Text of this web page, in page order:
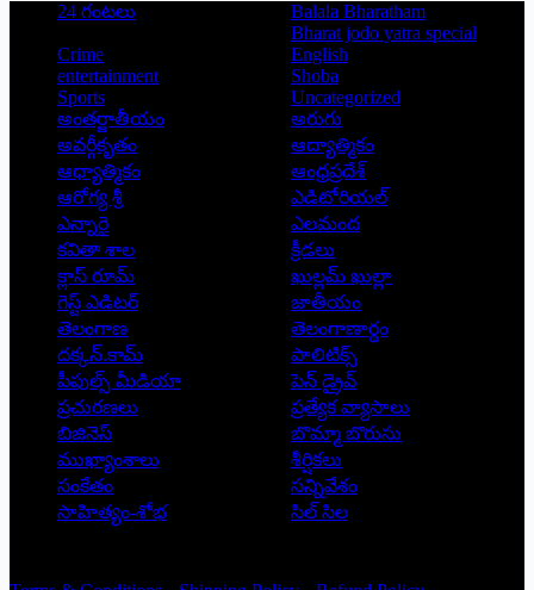
24 గంటలు
Balala Bharatham
Bharat jodo yatra special
Crime
English
entertainment
Shoba
Sports
Uncategorized
అంతర్జాతీయం
అరుగు
అవర్గీకృతం
ఆద్యాత్మికం
ఆధ్యాత్మికం
ఆంధ్రప్రదేశ్
ఆరోగ్య శ్రీ
ఎడిటోరియల్
ఎన్నారై
ఎలమంద
కవితా శాల
క్రీడలు
క్లాస్ రూమ్
ఖుల్లమ్ ఖుల్లా
గెస్ట్ ఎడిటర్
జాతీయం
తెలంగాణ
తెలంగాణార్థం
దక్కన్.కామ్
పాలిటిక్స్
పీపుల్స్ ‌మీడియా
పెన్ డ్రైవ్
ప్రచురణలు
ప్రత్యేక వ్యాసాలు
బిజినెస్
బొమ్మా బొరుసు
ముఖ్యాంశాలు
శీర్షికలు
సంకేతం
సన్నివేశం
సాహిత్యం-శోభ
సిల్ సిల